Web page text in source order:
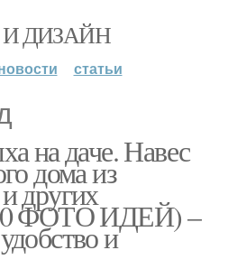
ДИЗАЙН
статьи
на даче. Навес
дома из
других
ФОТО ИДЕЙ) –
и